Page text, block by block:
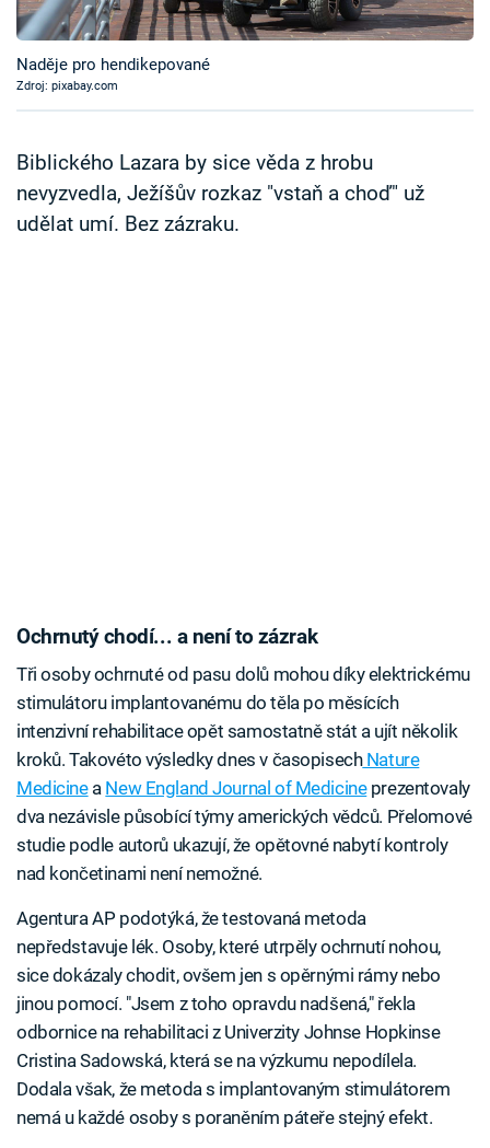
Časopis
Sledujte prima+
Sledujte nás
Naděje pro hendikepované
Zdroj: pixabay.com
Biblického Lazara by sice věda z hrobu
nevyzvedla, Ježíšův rozkaz "vstaň a choď" už
udělat umí. Bez zázraku.
Ochrnutý chodí... a není to zázrak
Tři osoby ochrnuté od pasu dolů mohou díky elektrickému
stimulátoru implantovanému do těla po měsících
intenzivní rehabilitace opět samostatně stát a ujít několik
kroků. Takovéto výsledky dnes v časopisechNature
Medicinea New England Journal of Medicineprezentovaly
dva nezávisle působící týmy amerických vědců. Přelomové
studie podle autorů ukazují, že opětovné nabytí kontroly
nad končetinami není nemožné.
Agentura AP podotýká, že testovaná metoda
nepředstavuje lék. Osoby, které utrpěly ochrnutí nohou,
sice dokázaly chodit, ovšem jen s opěrnými rámy nebo
jinou pomocí. "Jsem z toho opravdu nadšená," řekla
odbornice na rehabilitaci z Univerzity Johnse Hopkinse
Cristina Sadowská, která se na výzkumu nepodílela.
Dodala však, že metoda s implantovaným stimulátorem
nemá u každé osoby s poraněním páteře stejný efekt.